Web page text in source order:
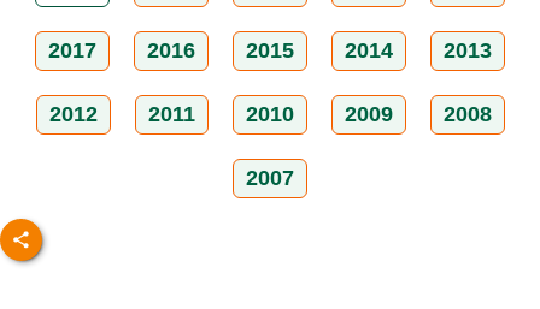
2017 2016 2015 2014 2013
2012 2011 2010 2009 2008
2007